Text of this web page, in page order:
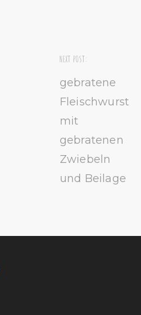
NEXT POST:
gebratene
Fleischwurst
mit
gebratenen
Zwiebeln
und Beilage